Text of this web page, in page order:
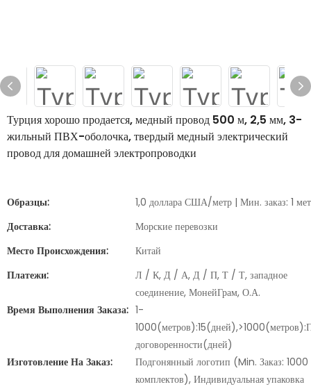
Турция хорошо продается, медный провод 500 м, 2,5 мм, 3-
жильный ПВХ-оболочка, твердый медный электрический
провод для домашней электропроводки
Образцы:
1,0 доллара США/метр | Мин. заказ: 1
Доставка:
Морские перевозки
Место Происхождения:
Китай
Платежи:
Л / К, Д / А, Д / П, Т / Т, западное
соединение, МонейГрам, О.А.
Время Выполнения Заказа: 1-
договоренности(дней)
Изготовление На Заказ:
Подгонянный логотип (Min. Заказ: 1000
комплектов), Индивидуальная упаковка